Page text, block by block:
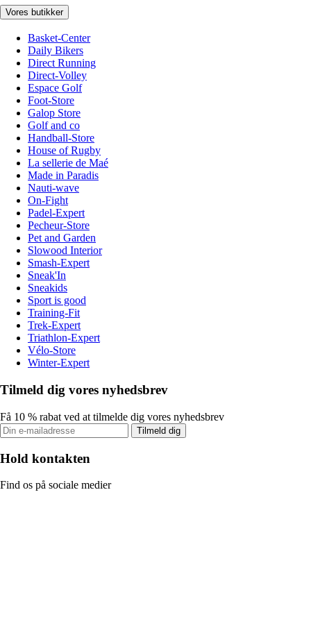
Vores butikker
Basket-Center
Daily Bikers
Direct Running
Direct-Volley
Espace Golf
Foot-Store
Galop Store
Golf and co
Handball-Store
House of Rugby
La sellerie de Maé
Made in Paradis
Nauti-wave
On-Fight
Padel-Expert
Pecheur-Store
Pet and Garden
Slowood Interior
Smash-Expert
Sneak'In
Sneakids
Sport is good
Training-Fit
Trek-Expert
Triathlon-Expert
Vélo-Store
Winter-Expert
Tilmeld dig vores nyhedsbrev
Få 10 % rabat ved at tilmelde dig vores nyhedsbrev
Tilmeld dig
Hold kontakten
Find os på sociale medier